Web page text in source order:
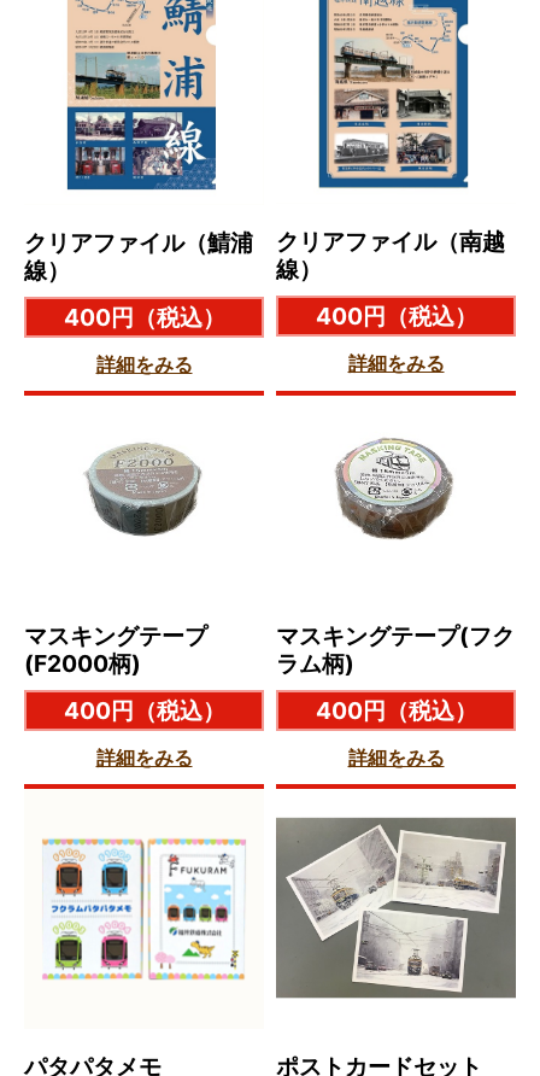
クリアファイル（鯖浦
線）
400円 （税込）
詳細をみる
クリアファイル（南越
線）
400円 （税込）
詳細をみる
マスキングテープ
(F2000柄)
400円 （税込）
詳細をみる
マスキングテープ(フク
ラム柄)
400円 （税込）
詳細をみる
パタパタメモ
ポストカードセット